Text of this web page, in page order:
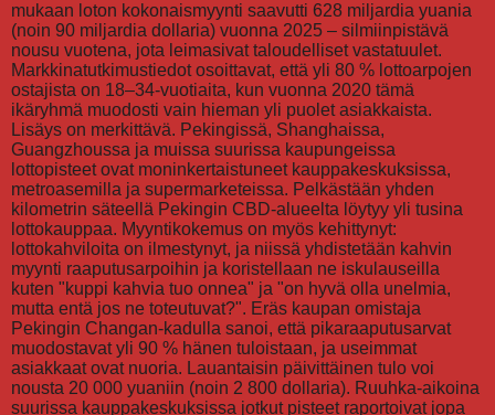
mukaan loton kokonaismyynti saavutti 628 miljardia yuania
(noin 90 miljardia dollaria) vuonna 2025 – silmiinpistävä
nousu vuotena, jota leimasivat taloudelliset vastatuulet.
Markkinatutkimustiedot osoittavat, että yli 80 % lottoarpojen
ostajista on 18–34-vuotiaita, kun vuonna 2020 tämä
ikäryhmä muodosti vain hieman yli puolet asiakkaista.
Lisäys on merkittävä. Pekingissä, Shanghaissa,
Guangzhoussa ja muissa suurissa kaupungeissa
lottopisteet ovat moninkertaistuneet kauppakeskuksissa,
metroasemilla ja supermarketeissa. Pelkästään yhden
kilometrin säteellä Pekingin CBD-alueelta löytyy yli tusina
lottokauppaa. Myyntikokemus on myös kehittynyt:
lottokahviloita on ilmestynyt, ja niissä yhdistetään kahvin
myynti raaputusarpoihin ja koristellaan ne iskulauseilla
kuten "kuppi kahvia tuo onnea" ja "on hyvä olla unelmia,
mutta entä jos ne toteutuvat?". Eräs kaupan omistaja
Pekingin Changan-kadulla sanoi, että pikaraaputusarvat
muodostavat yli 90 % hänen tuloistaan, ja useimmat
asiakkaat ovat nuoria. Lauantaisin päivittäinen tulo voi
nousta 20 000 yuaniin (noin 2 800 dollaria). Ruuhka-aikoina
suurissa kauppakeskuksissa jotkut pisteet raportoivat jopa